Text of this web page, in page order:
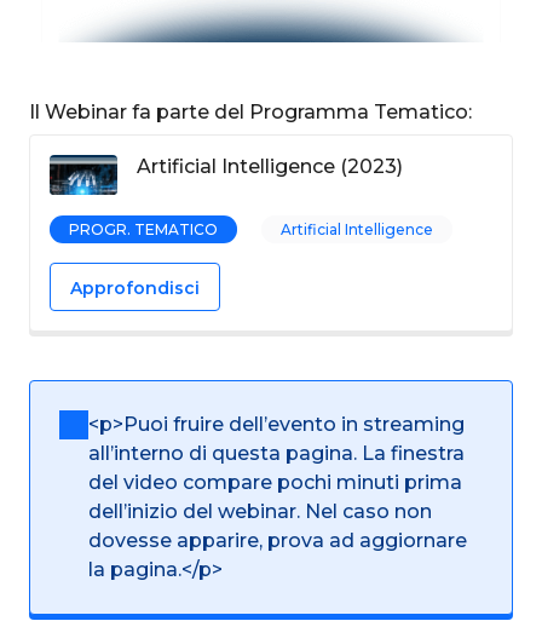
Il Webinar fa parte del Programma Tematico:
Artificial Intelligence (2023)
PROGR. TEMATICO Artificial Intelligence
Approfondisci
<p>Puoi fruire dell’evento in streaming
all’interno di questa pagina. La finestra
del video compare pochi minuti prima
dell’inizio del webinar. Nel caso non
dovesse apparire, prova ad aggiornare
la pagina.</p>